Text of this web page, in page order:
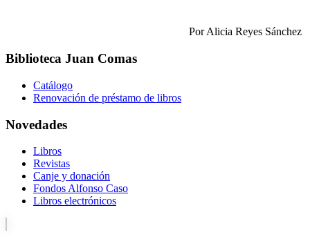
Por Alicia Reyes Sánchez
Biblioteca Juan Comas
Catálogo
Renovación de préstamo de libros
Novedades
Libros
Revistas
Canje y donación
Fondos Alfonso Caso
Libros electrónicos